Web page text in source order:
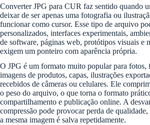
Converter JPG para CUR faz sentido quando
deixar de ser apenas uma fotografia ou
funcionar como cursor. Esse tipo de arquivo
personalizados, interfaces experimentais,
de software, páginas web, protótipos visuais e
exigem um ponteiro com aparência própria.
O JPG é um formato muito popular para fotos,
imagens de produtos, capas, ilustrações
recebidos de câmeras ou celulares. Ele
o peso do arquivo, o que torna o formato
compartilhamento e publicação online. A
compressão pode provocar perda de
a mesma imagem é salva repetidamente.